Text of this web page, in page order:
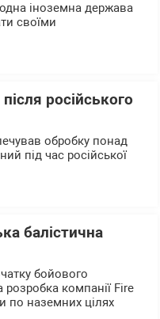
іноземна держава
своїми
російського
обробку понад
під час російської
балістична
бойового
розробка компанії Fire
по наземних цілях